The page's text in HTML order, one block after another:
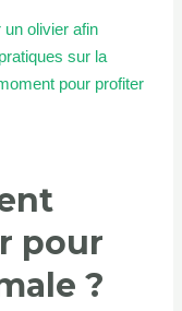
pour
?